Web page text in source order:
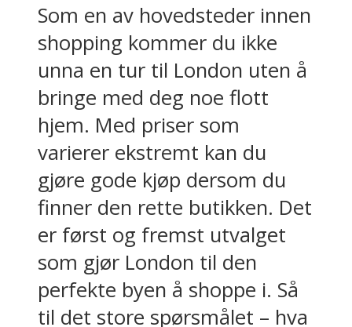
Som en av hovedsteder innen
shopping kommer du ikke
unna en tur til London uten å
bringe med deg noe flott
hjem. Med priser som
varierer ekstremt kan du
gjøre gode kjøp dersom du
finner den rette butikken. Det
er først og fremst utvalget
som gjør London til den
perfekte byen å shoppe i. Så
til det store spørsmålet – hva